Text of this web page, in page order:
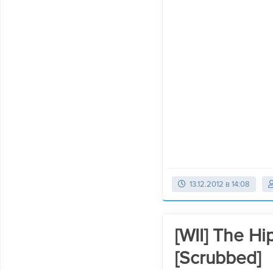
13.12.2012 в 14:08
[WII] The
[Scrubbed]